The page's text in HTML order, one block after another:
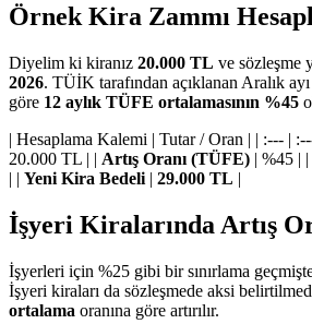
Örnek Kira Zammı
Diyelim ki kiranız 20.000 TL ve sözleşme
2026. TÜİK tarafından açıklanan Aralık
göre 12 aylık TÜFE ortalamasının %45
| Hesaplama Kalemi | Tutar / Oran | | :--- |
20.000 TL | | Artış Oranı (TÜFE) | %45 | |
| | Yeni Kira Bedeli | 29.000 TL |
İşyeri Kiralarında Artış
İşyerleri için %25 gibi bir sınırlama
İşyeri kiraları da sözleşmede aksi
ortalama oranına göre artırılır.